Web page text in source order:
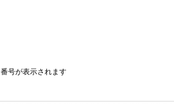
号が表示されます